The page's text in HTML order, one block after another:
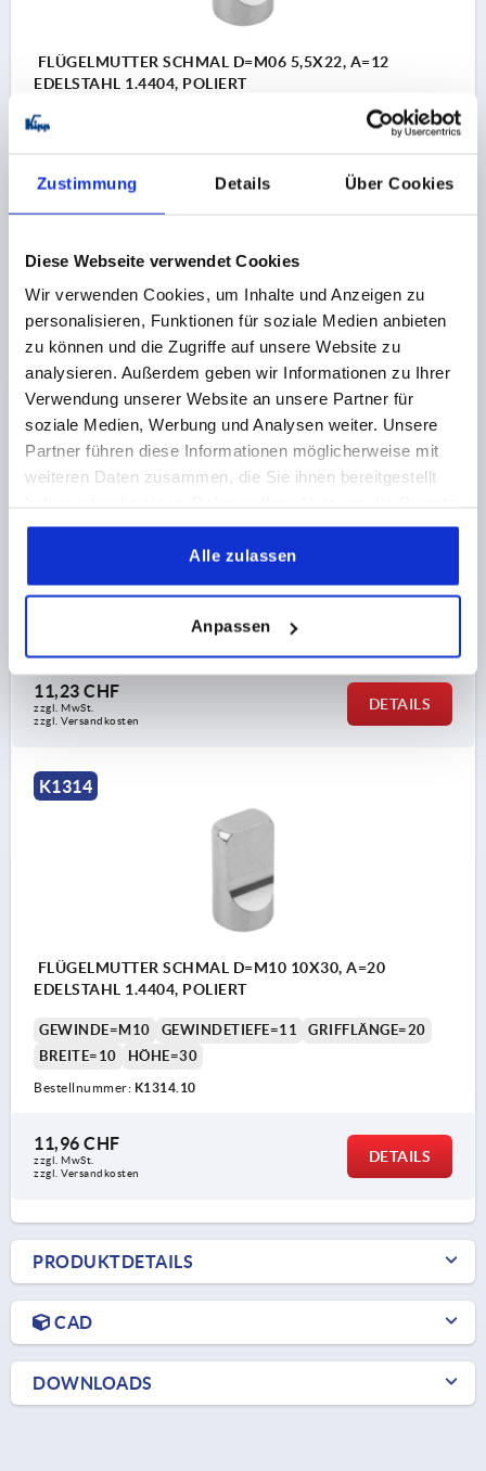
Zustimmung Details Über Cookies
Diese Webseite verwendet Cookies
Wir verwenden Cookies, um Inhalte und Anzeigen zu
personalisieren, Funktionen für soziale Medien anbieten
zu können und die Zugriffe auf unsere Website zu
analysieren. Außerdem geben wir Informationen zu Ihrer
Verwendung unserer Website an unsere Partner für
soziale Medien, Werbung und Analysen weiter. Unsere
Partner führen diese Informationen möglicherweise mit
weiteren Daten zusammen, die Sie ihnen bereitgestellt
gesammelt haben.
Alle zulassen
Anpassen
FLÜGELMUTTER SCHMAL D=M06 5,5X22, A=12
EDELSTAHL 1.4404, POLIERT
GEWINDE=M6
GRIFFLÄNGE=12
Bestellnummer:K1314.06
zzgl. MwSt.
zzgl. Versandkosten
BREITE=8
HÖHE=25
K1314.08
11,23 CHF
zzgl. MwSt.
zzgl. Versandkosten
DETAILS
K1314
FLÜGELMUTTER SCHMAL D=M10 10X30, A=20
EDELSTAHL 1.4404, POLIERT
GEWINDE=M10 GEWINDETIEFE=11
GRIFFLÄNGE=20
BREITE=10
HÖHE=30
Bestellnummer: K1314.10
11,96 CHF
zzgl. MwSt.
zzgl. Versandkosten
DETAILS
PRODUKTDETAILS
CAD
DOWNLOADS